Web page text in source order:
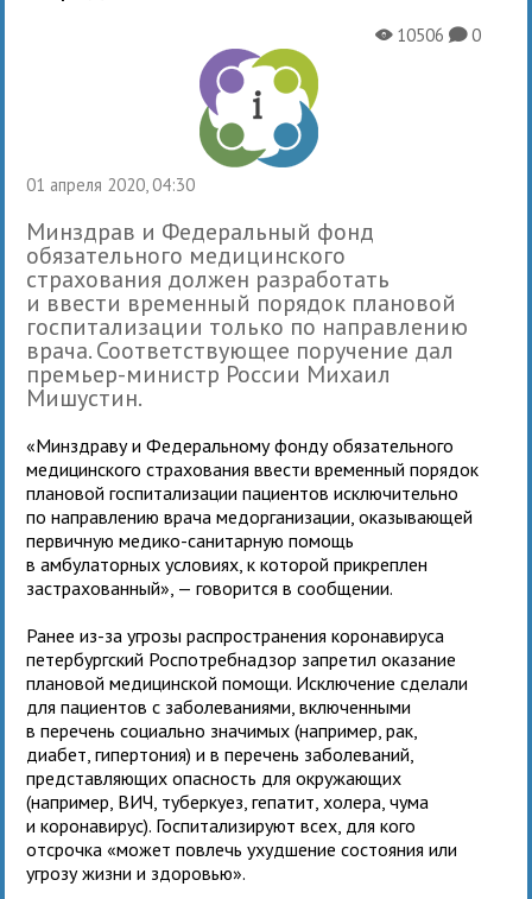
01 апреля 2020, 04:30
X10506K0
Минздрав и Федеральный фонд
обязательного медицинского
страхования должен разработать
и ввести временный порядок плановой
госпитализации только по направлению
врача. Соответствующее поручение дал
премьер-министр России Михаил
Мишустин.
«Минздраву и Федеральному фонду обязательного
медицинского страхования ввести временный порядок
плановой госпитализации пациентов исключительно
по направлению врача медорганизации, оказывающей
первичную медико-санитарную помощь
в амбулаторных условиях, к которой прикреплен
застрахованный», — говорится в сообщении.
Ранее из-за угрозы распространения коронавируса
петербургский Роспотребнадзор запретил оказание
плановой медицинской помощи. Исключение сделали
для пациентов с заболеваниями, включенными
в перечень социально значимых (например, рак,
диабет, гипертония) и в перечень заболеваний,
представляющих опасность для окружающих
(например, ВИЧ, туберкуез, гепатит, холера, чума
и коронавирус). Госпитализируют всех, для кого
отсрочка «может повлечь ухудшение состояния или
угрозу жизни и здоровью».